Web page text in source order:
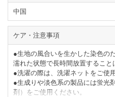
中国
ケア・注意事項
●生地の風合いを生かした染色の
濡れた状態で長時間放置すること
●洗濯の際は、洗濯ネットをご使
●生成りや淡色系の製品には蛍光
剤）をご使用ください。